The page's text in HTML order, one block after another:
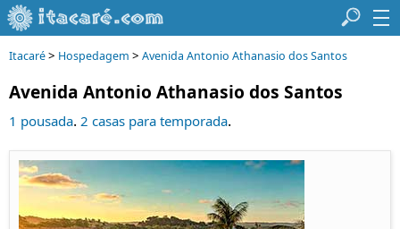
Itacaré> Hospedagem > Avenida Antonio Athanasio dos Santos
Avenida Antonio Athanasio dos Santos
1 pousada. 2 casas para temporada.